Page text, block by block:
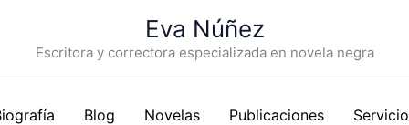
Eva Núñez
Escritora y correctora especializada en novela negra
Blog Novelas Publicaciones